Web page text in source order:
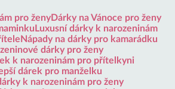
pro ženyDárky na Vánoce pro ženy
Luxusní dárky k narozeninám
Nápady na dárky pro kamarádku
dárky pro ženy
k narozeninám pro přítelkyni
dárek pro manželku
k narozeninám pro ženy